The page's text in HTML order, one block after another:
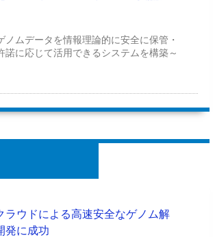
ノムデータを情報理論的に安全に保管・
諾に応じて活用できるシステムを構築～
ラウドによる高速安全なゲノム解
発に成功